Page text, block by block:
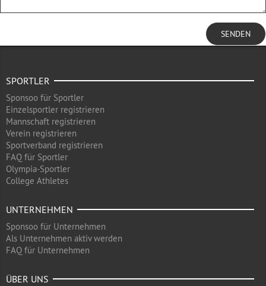
SENDEN
SPORTLER
Sponsoo für Sportler
Einzelsportler registrieren
Mannschaft registrieren
Verein registrieren
Sportverband registrieren
FAQ für Sportler
Olympia-Sportler
College Athletes
UNTERNEHMEN
Sponsoo für Unternehmen
Als Unternehmen aktiv werden
FAQ für Unternehmen
ÜBER UNS